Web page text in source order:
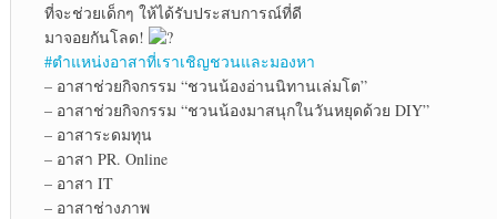
ที่จะช่วยเด็กๆ ให้ได้รับประสบการณ์ที่ดี
มาจอยกันโลด!
#ตำแหน่งอาสาที่เราเชิญชวนและมองหา
– อาสาช่วยกิจกรรม “ชวนน้องอ่านนิทานเล่มโต”
– อาสาช่วยกิจกรรม “ชวนน้องมาสนุกในวันหยุดด้วย DIY”
– อาสาระดมทุน
– อาสา PR. Online
– อาสา IT
– อาสาช่างภาพ